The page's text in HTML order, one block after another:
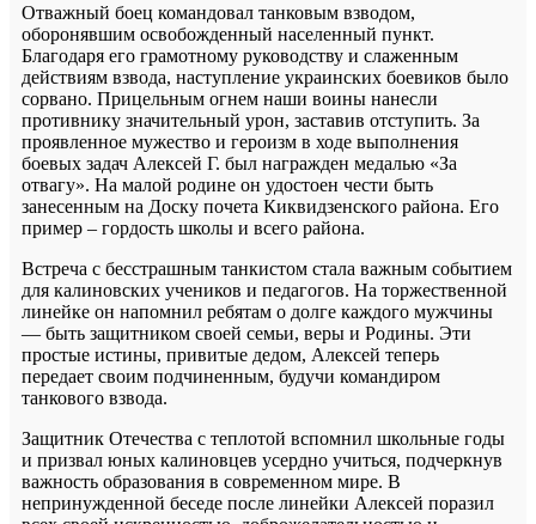
Отважный боец командовал танковым взводом,
оборонявшим освобожденный населенный пункт.
Благодаря его грамотному руководству и слаженным
действиям взвода, наступление украинских боевиков было
сорвано. Прицельным огнем наши воины нанесли
противнику значительный урон, заставив отступить. За
проявленное мужество и героизм в ходе выполнения
боевых задач Алексей Г. был награжден медалью «За
отвагу». На малой родине он удостоен чести быть
занесенным на Доску почета Киквидзенского района. Его
пример – гордость школы и всего района.
Встреча с бесстрашным танкистом стала важным событием
для калиновских учеников и педагогов. На торжественной
линейке он напомнил ребятам о долге каждого мужчины
— быть защитником своей семьи, веры и Родины. Эти
простые истины, привитые дедом, Алексей теперь
передает своим подчиненным, будучи командиром
танкового взвода.
Защитник Отечества с теплотой вспомнил школьные годы
и призвал юных калиновцев усердно учиться, подчеркнув
важность образования в современном мире. В
непринужденной беседе после линейки Алексей поразил